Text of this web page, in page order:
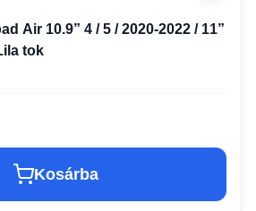
Air 10.9” 4 / 5 / 2020-2022 / 11”
tok
Kosárba